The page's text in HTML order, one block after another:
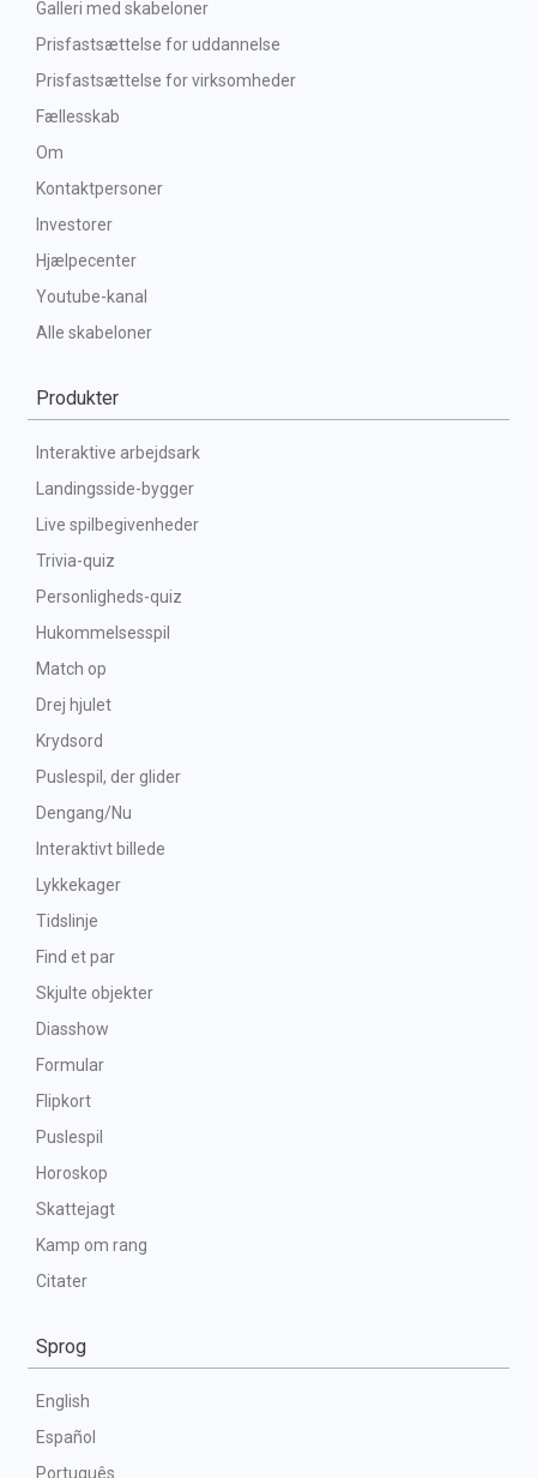
Galleri med skabeloner
Prisfastsættelse for uddannelse
Prisfastsættelse for virksomheder
Fællesskab
Om
Kontaktpersoner
Investorer
Hjælpecenter
Youtube-kanal
Alle skabeloner
Produkter
Interaktive arbejdsark
Landingsside-bygger
Live spilbegivenheder
Trivia-quiz
Personligheds-quiz
Hukommelsesspil
Match op
Drej hjulet
Krydsord
Puslespil, der glider
Dengang/Nu
Interaktivt billede
Lykkekager
Tidslinje
Find et par
Skjulte objekter
Diasshow
Formular
Flipkort
Puslespil
Horoskop
Skattejagt
Kamp om rang
Citater
Sprog
English
Español
Português